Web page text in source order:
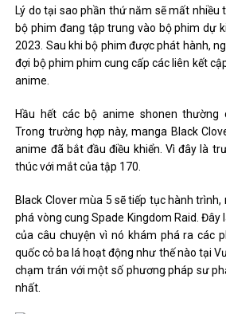
Lý do tại sao phần thứ năm sẽ mất nhiều
bộ phim đang tập trung vào bộ phim dự
2023. Sau khi bộ phim được phát hành,
đợi bộ phim phim cung cấp các liên kết
anime.
Hầu hết các bộ anime shonen thường
Trong trường hợp này, manga Black
anime đã bắt đầu điều khiển. Vì đây là
thúc với mắt của tập 170.
Black Clover mùa 5 sẽ tiếp tục hành
phá vòng cung Spade Kingdom Raid.
của câu chuyện vì nó khám phá ra các
quốc cỏ ba lá hoạt động như thế nào tại
chạm trán với một số phương pháp sư
nhất.